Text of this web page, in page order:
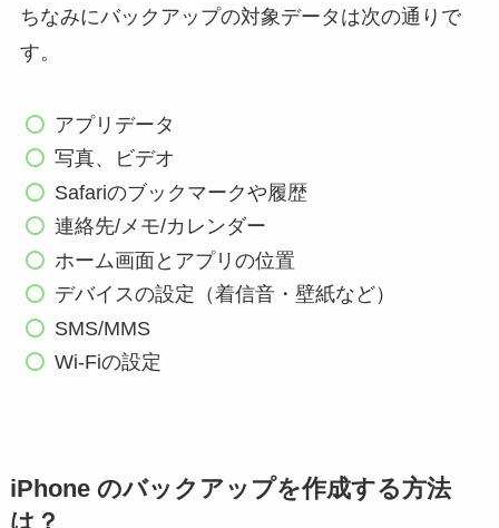
ちなみにバックアップの対象データは次の通りで
す。
アプリデータ
写真、ビデオ
Safariのブックマークや履歴
連絡先/メモ/カレンダー
ホーム画面とアプリの位置
デバイスの設定（着信音・壁紙など）
SMS/MMS
Wi-Fiの設定
iPhone のバックアップを作成する方法